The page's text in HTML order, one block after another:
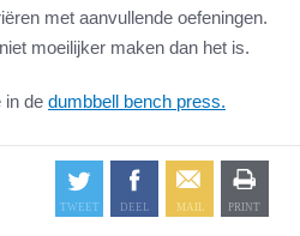
met aanvullende oefeningen.
moeilijker maken dan het is.
in de dumbbell bench press.